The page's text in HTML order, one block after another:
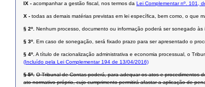
IX - acompanhar a gestão fiscal, nos termos da Lei Complementar nº. 101,
X - todas as demais matérias previstas em lei específica, bem como, o que
§ 2º. Nenhum processo, documento ou informação poderá ser sonegado
§ 3º. Em caso de sonegação, será fixado prazo para ser apresentado o
§ 4º.A título de racionalização administrativa e economia processual, o
(Incluído pela Lei Complementar 194 de 13/04/2016)
§ 5º. O Tribunal de Contas poderá, para adequar os atos e procedimentos
ato normativo próprio, cujo cumprimento permitirá afastar a aplicação de